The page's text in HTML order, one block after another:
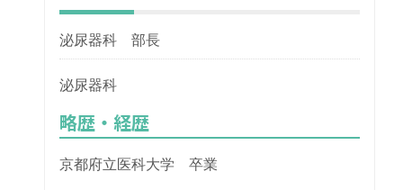
泌尿器科 部長
泌尿器科
略歴・経歴
京都府立医科大学 卒業